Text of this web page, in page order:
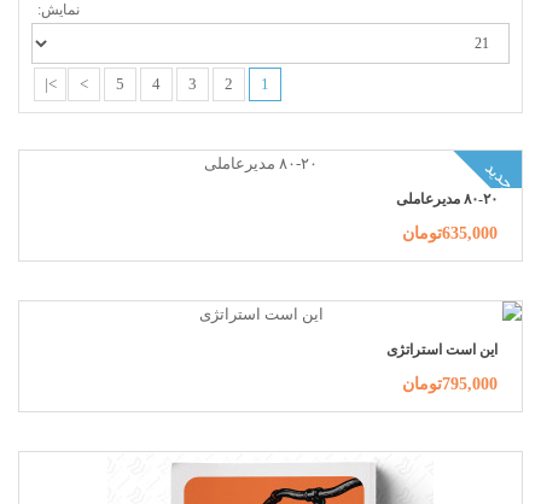
نمایش:
1
2
3
4
5
>
>|
جدید
۸۰-۲۰ مدیرعاملی
635,000تومان
این است استراتژی
795,000تومان